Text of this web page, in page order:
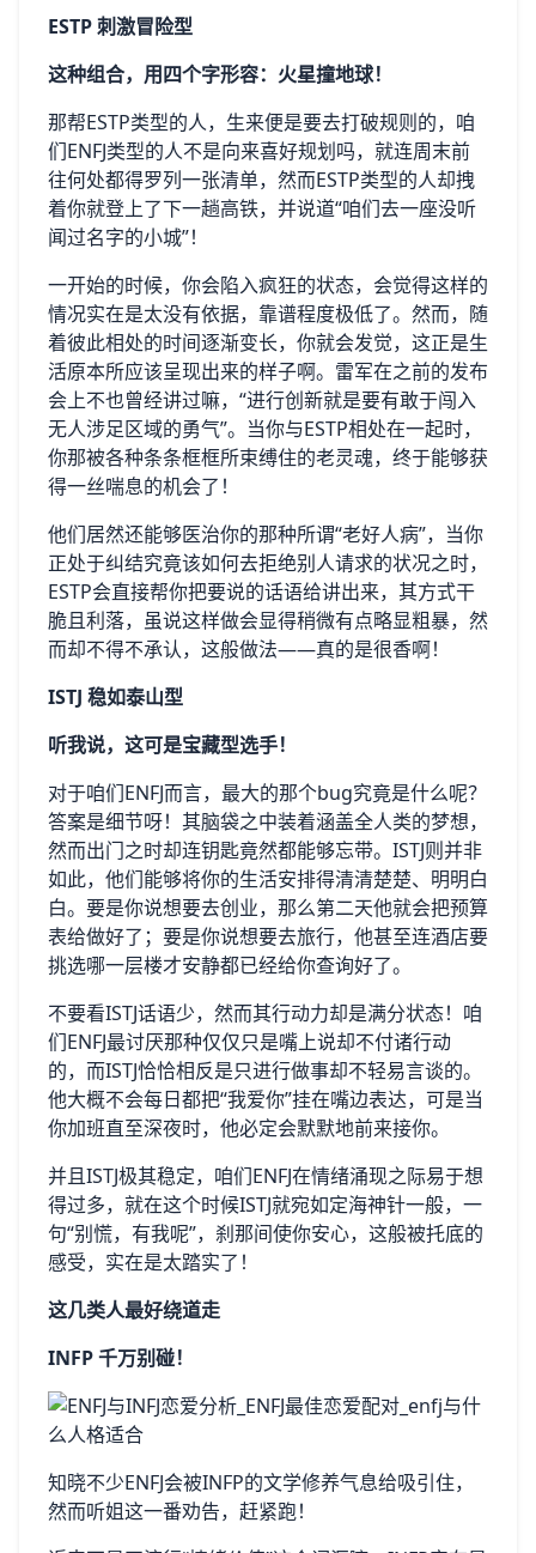
ESTP 刺激冒险型
这种组合，用四个字形容：火星撞地球！
那帮ESTP类型的人，生来便是要去打破规则的，咱
们ENFJ类型的人不是向来喜好规划吗，就连周末前
往何处都得罗列一张清单，然而ESTP类型的人却拽
着你就登上了下一趟高铁，并说道“咱们去一座没听
闻过名字的小城”！
一开始的时候，你会陷入疯狂的状态，会觉得这样的
情况实在是太没有依据，靠谱程度极低了。然而，随
着彼此相处的时间逐渐变长，你就会发觉，这正是生
活原本所应该呈现出来的样子啊。雷军在之前的发布
会上不也曾经讲过嘛，“进行创新就是要有敢于闯入
无人涉足区域的勇气”。当你与ESTP相处在一起时，
你那被各种条条框框所束缚住的老灵魂，终于能够获
得一丝喘息的机会了！
他们居然还能够医治你的那种所谓“老好人病”，当你
正处于纠结究竟该如何去拒绝别人请求的状况之时，
ESTP会直接帮你把要说的话语给讲出来，其方式干
脆且利落，虽说这样做会显得稍微有点略显粗暴，然
而却不得不承认，这般做法——真的是很香啊！
ISTJ 稳如泰山型
听我说，这可是宝藏型选手！
对于咱们ENFJ而言，最大的那个bug究竟是什么呢？
答案是细节呀！其脑袋之中装着涵盖全人类的梦想，
然而出门之时却连钥匙竟然都能够忘带。ISTJ则并非
如此，他们能够将你的生活安排得清清楚楚、明明白
白。要是你说想要去创业，那么第二天他就会把预算
表给做好了；要是你说想要去旅行，他甚至连酒店要
挑选哪一层楼才安静都已经给你查询好了。
不要看ISTJ话语少，然而其行动力却是满分状态！咱
们ENFJ最讨厌那种仅仅只是嘴上说却不付诸行动
的，而ISTJ恰恰相反是只进行做事却不轻易言谈的。
他大概不会每日都把“我爱你”挂在嘴边表达，可是当
你加班直至深夜时，他必定会默默地前来接你。
并且ISTJ极其稳定，咱们ENFJ在情绪涌现之际易于想
得过多，就在这个时候ISTJ就宛如定海神针一般，一
句“别慌，有我呢”，刹那间使你安心，这般被托底的
感受，实在是太踏实了！
这几类人最好绕道走
INFP 千万别碰！
知晓不少ENFJ会被INFP的文学修养气息给吸引住，
然而听姐这一番劝告，赶紧跑！